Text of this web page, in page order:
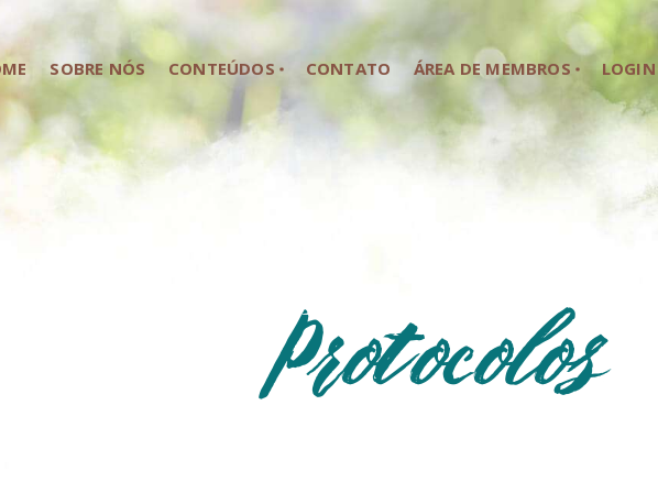
SOBRE NÓS CONTEÚDOS CONTATO ÁREA DE MEMBROS LOGIN
HOME
SOBRE NÓS
CONTEÚDOS
Protocolos